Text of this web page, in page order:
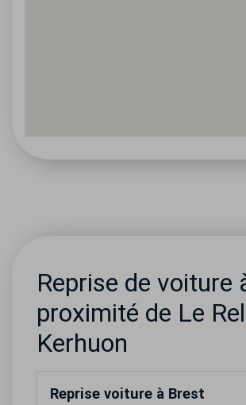
Reprise de voiture
proximité de Le
Kerhuon
Reprise voiture à Brest